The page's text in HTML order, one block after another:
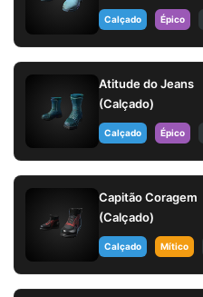
Calçado Épico
Atitude do Jeans
(Calçado)
Calçado Épico
Capitão Coragem
(Calçado)
Calçado Mítico